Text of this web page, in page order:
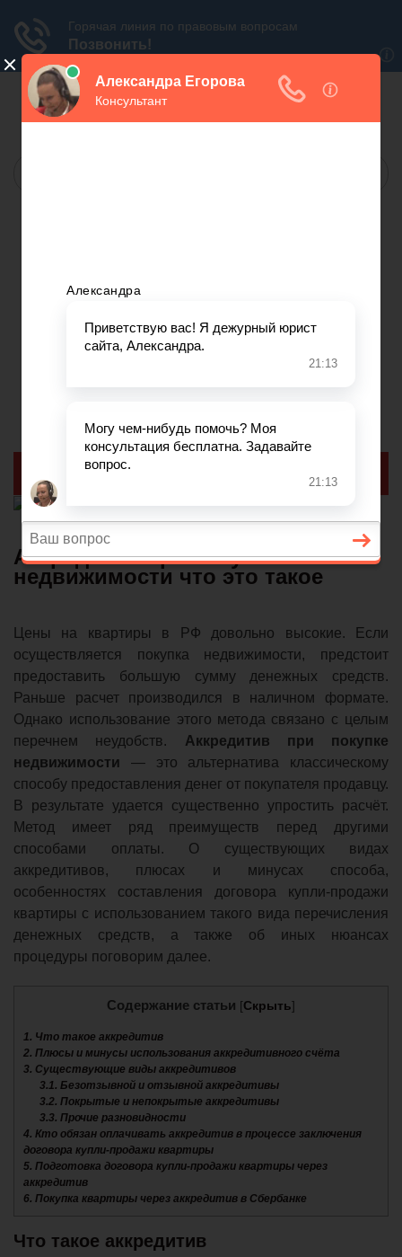
САНКТ-ПЕТЕРБУРГ:
Аккредитив при покупке
недвижимости что это такое
Цены на квартиры в РФ довольно высокие. Если
осуществляется покупка недвижимости, предстоит
предоставить большую сумму денежных средств.
Раньше расчет производился в наличном формате.
Однако использование этого метода связано с целым
перечнем неудобств. Аккредитив при покупке
недвижимости — это альтернатива классическому
способу предоставления денег от покупателя продавцу.
В результате удается существенно упростить расчёт.
Метод имеет ряд преимуществ перед другими
способами оплаты. О существующих видах
аккредитивов, плюсах и минусах способа,
особенностях составления договора купли-продажи
квартиры с использованием такого вида перечисления
денежных средств, а также об иных нюансах
процедуры поговорим далее.
Содержание статьи [Скрыть]
1. Что такое аккредитив
2. Плюсы и минусы использования аккредитивного счёта
3. Существующие виды аккредитивов
3.1. Безотзывной и отзывной аккредитивы
3.2. Покрытые и непокрытые аккредитивы
3.3. Прочие разновидности
4. Кто обязан оплачивать аккредитив в процессе заключения
договора купли-продажи квартиры
5. Подготовка договора купли-продажи квартиры через
аккредитив
6. Покупка квартиры через аккредитив в Сбербанке
Что такое аккредитив